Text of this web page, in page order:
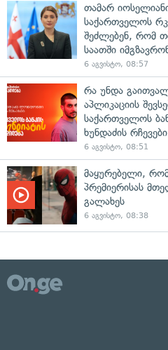
თამარ
საქართველოს
შეძლებენ, რომ
საათში
6 აგვისტო, 08:57
რა უნდა
აპლიკაციის
საქართველოს
ხუნდაძის რჩევები
6 აგვისტო, 08:51
მაყურებელი,
პრემიერისას
გალახეს
6 აგვისტო, 08:38